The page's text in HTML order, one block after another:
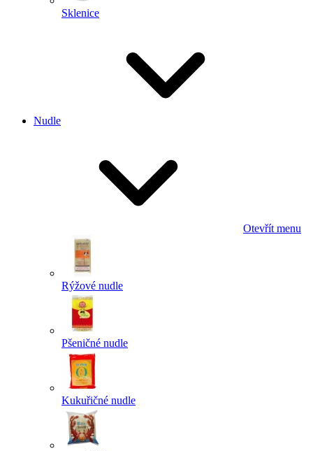
Sklenice
Nudle
Otevřít menu
Rýžové nudle
Pšeničné nudle
Kukuřičné nudle